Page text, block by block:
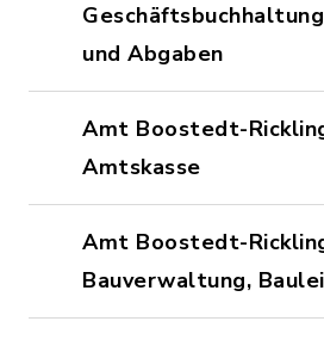
und Abgaben
Amt Boostedt-
Amtskasse
Amt Boostedt-
Bauverwaltung,